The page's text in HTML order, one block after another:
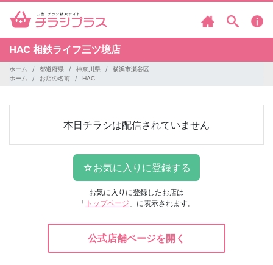
HAC 相鉄ライフ三ツ境店
ホーム 都道府県 神奈川県
横浜市瀬谷区
ホーム
お店の名前 HAC
本日チラシは配信されていません
お気に入りに登録したお店は
「 トップページ 」に表示されます。
公式店舗ページを開く